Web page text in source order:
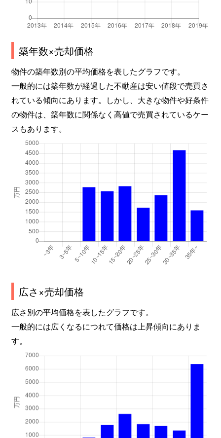
築年数×売却価格
物件の築年数別の平均価格を表したグラフです。
一般的には築年数が経過した不動産は安い値段で売買さ
れている傾向にあります。しかし、大きな物件や好条件
の物件は、築年数に関係なく高値で売買されているケー
スもあります。
広さ×売却価格
広さ別の平均価格を表したグラフです。
一般的には広くなるにつれて価格は上昇傾向にありま
す。